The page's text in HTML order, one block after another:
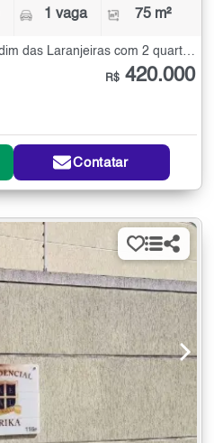
1 vaga 75 m²
Apartamento à Venda no Jardim das Laranjeiras com 2 quartos - 75 m²
R$ 420.000
Contatar